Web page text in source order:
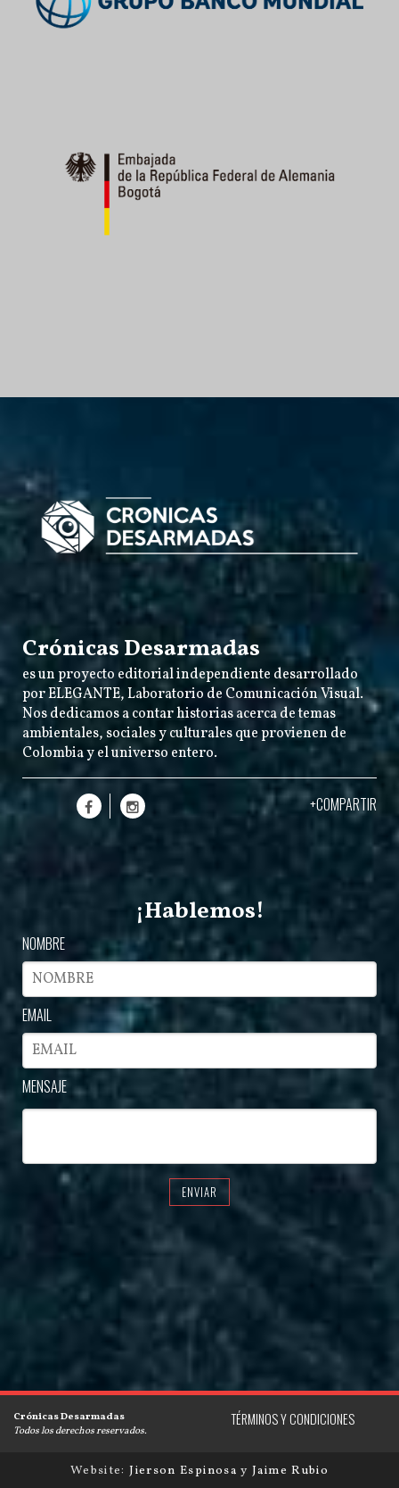
Crónicas Desarmadas
es un proyecto editorial independiente desarrollado
porELEGANTE, Laboratorio de Comunicación Visual.
Nos dedicamos a contar historias acerca de temas
ambientales, sociales y culturales que provienen de
Colombia y el universo entero.
+COMPARTIR
¡Hablemos!
NOMBRE
EMAIL
MENSAJE
ENVIAR
Crónicas Desarmadas
Todos los derechos reservados.
TÉRMINOS Y CONDICIONES
Website:Jierson EspinosayJaime Rubio